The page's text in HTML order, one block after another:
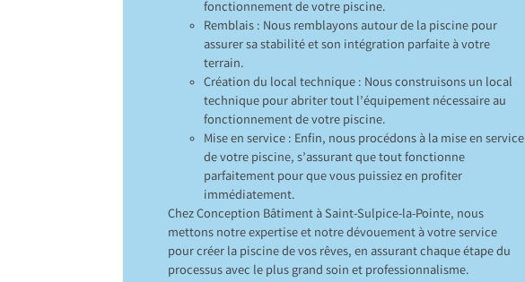
fonctionnement de votre piscine.
Remblais : Nous remblayons autour de la piscine pour
assurer sa stabilité et son intégration parfaite à votre
terrain.
Création du local technique : Nous construisons un local
technique pour abriter tout l’équipement nécessaire au
fonctionnement de votre piscine.
Mise en service : Enfin, nous procédons à la mise en service
de votre piscine, s’assurant que tout fonctionne
parfaitement pour que vous puissiez en profiter
immédiatement.
Chez Conception Bâtiment à Saint-Sulpice-la-Pointe, nous
mettons notre expertise et notre dévouement à votre service
pour créer la piscine de vos rêves, en assurant chaque étape du
processus avec le plus grand soin et professionnalisme.